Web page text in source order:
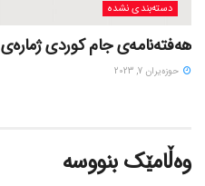
دسته‌بندی نشده
هەفتەنامەی جام کوردی ژمارەی 322
حوزه‌یران 7, 2023
وەڵامێک بنووسە